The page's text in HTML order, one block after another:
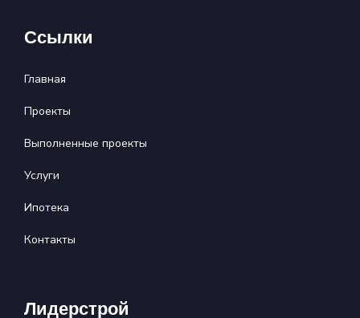
Ссылки
Главная
Проекты
Выполненные проекты
Услуги
Ипотека
Контакты
Лидерстрой